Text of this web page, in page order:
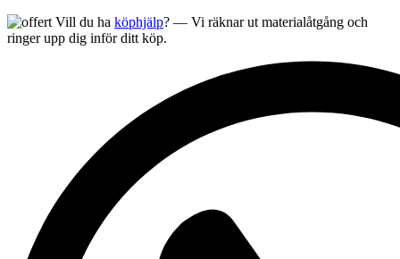
Vill du ha köphjälp? — Vi räknar ut materialåtgång och
ringer upp dig inför ditt köp.